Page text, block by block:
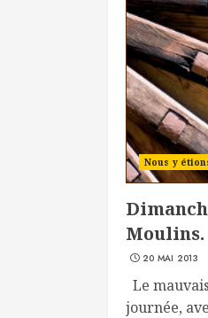
Nous y
Moulins.
20 MAI 2013
Le
journée,